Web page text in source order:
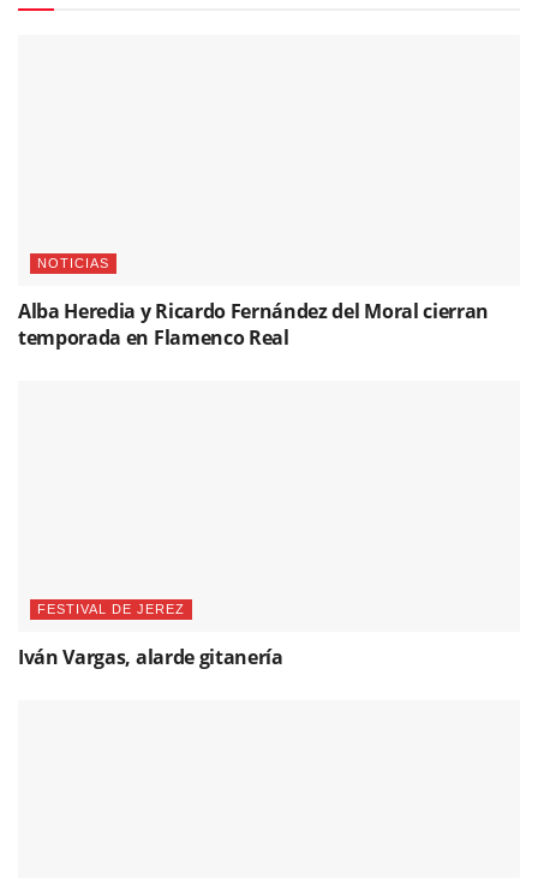
NOTICIAS
Alba Heredia y Ricardo Fernández del Moral cierran
temporada en Flamenco Real
FESTIVAL DE JEREZ
Iván Vargas, alarde gitanería